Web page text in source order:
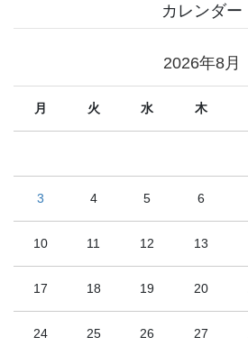
カレンダー
2026年8月
月 火 水 木
3 4 5 6
10 11 12 13
17 18 19 20
24 25 26 27